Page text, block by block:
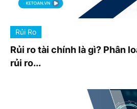
Rủi Ro
Rủi ro tài chính là gì? Phân
rủi ro...